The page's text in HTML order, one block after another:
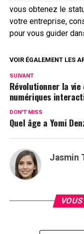
vous obtenez le
votre entreprise,
pour vous guider
VOIR ÉGALEMENT LES
SUIVANT
Révolutionner la
numériques
DON'T MISS
Quel âge a Yomi
Jasmin